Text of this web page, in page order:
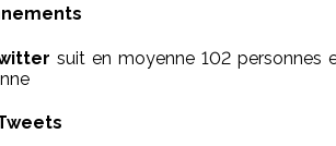
suit en moyenne 102 personnes